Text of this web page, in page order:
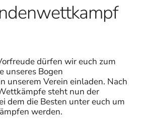
dürfen wir euch zum
unseres Bogen
unserem Verein einladen. Nach
steht nun der
dem die Besten unter euch um
werden.